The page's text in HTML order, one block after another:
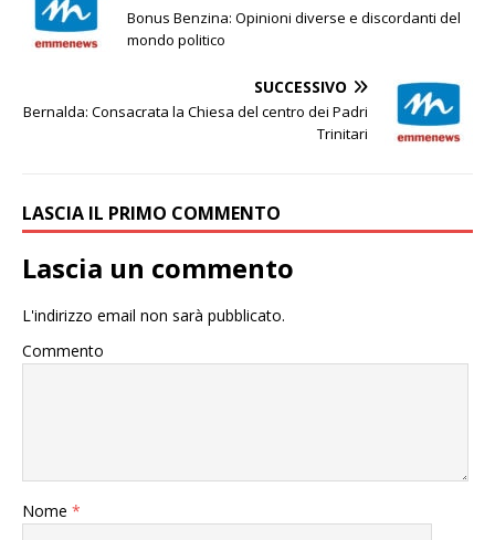
Bonus Benzina: Opinioni diverse e discordanti del
mondo politico
SUCCESSIVO
Bernalda: Consacrata la Chiesa del centro dei Padri
Trinitari
LASCIA IL PRIMO COMMENTO
Lascia un commento
L'indirizzo email non sarà pubblicato.
Commento
Nome *